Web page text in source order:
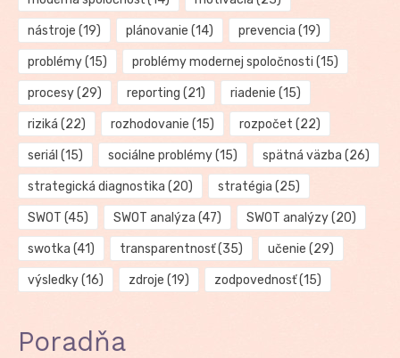
nástroje (19) plánovanie (14) prevencia (19)
problémy(15) problémy modernej spoločnosti (15)
procesy(29) reporting (21) riadenie (15)
riziká (22) rozhodovanie (15) rozpočet (22)
seriál (15) sociálne problémy(15) spätná väzba (26)
strategická diagnostika (20) stratégia (25)
SWOT (45) SWOT analýza (47) SWOT analýzy(20)
swotka (41) transparentnosť(35) učenie (29)
výsledky(16) zdroje (19) zodpovednosť(15)
Poradňa